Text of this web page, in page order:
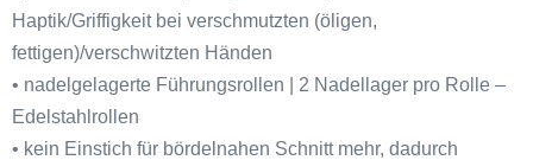
Haptik/Griffigkeit bei verschmutzten (öligen,
fettigen)/verschwitzten Händen
• nadelgelagerte Führungsrollen | 2 Nadellager pro Rolle –
Edelstahlrollen
• kein Einstich für bördelnahen Schnitt mehr, dadurch